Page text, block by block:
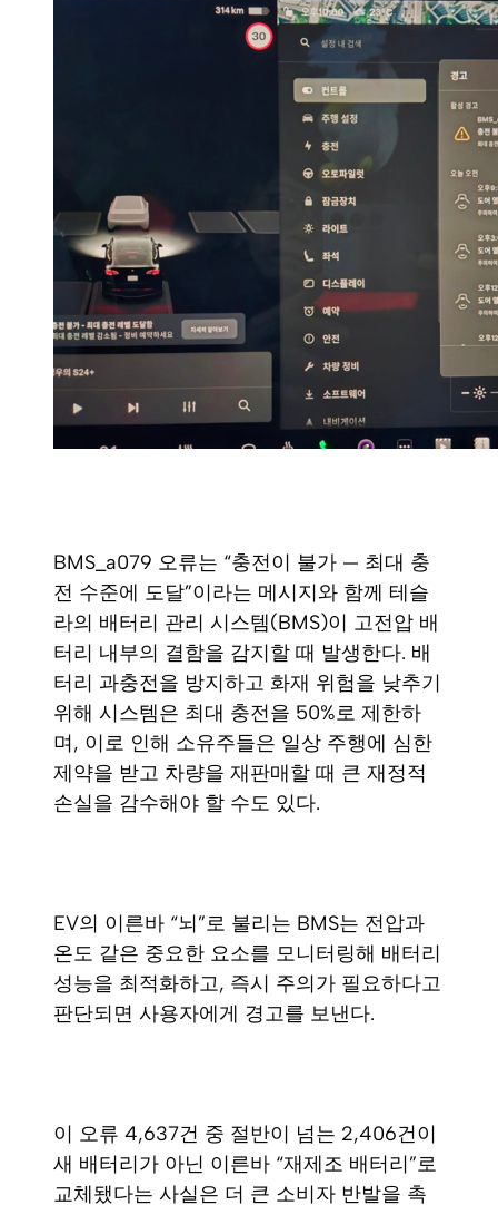
BMS_a079 오류는 “충전이 불가 — 최대 충
전 수준에 도달”이라는 메시지와 함께 테슬
라의 배터리 관리 시스템(BMS)이 고전압 배
터리 내부의 결함을 감지할 때 발생한다. 배
터리 과충전을 방지하고 화재 위험을 낮추기
위해 시스템은 최대 충전을 50%로 제한하
며, 이로 인해 소유주들은 일상 주행에 심한
제약을 받고 차량을 재판매할 때 큰 재정적
손실을 감수해야 할 수도 있다.
EV의 이른바 “뇌”로 불리는 BMS는 전압과
온도 같은 중요한 요소를 모니터링해 배터리
성능을 최적화하고, 즉시 주의가 필요하다고
판단되면 사용자에게 경고를 보낸다.
이 오류 4,637건 중 절반이 넘는 2,406건이
새 배터리가 아닌 이른바 “재제조 배터리”로
교체됐다는 사실은 더 큰 소비자 반발을 촉